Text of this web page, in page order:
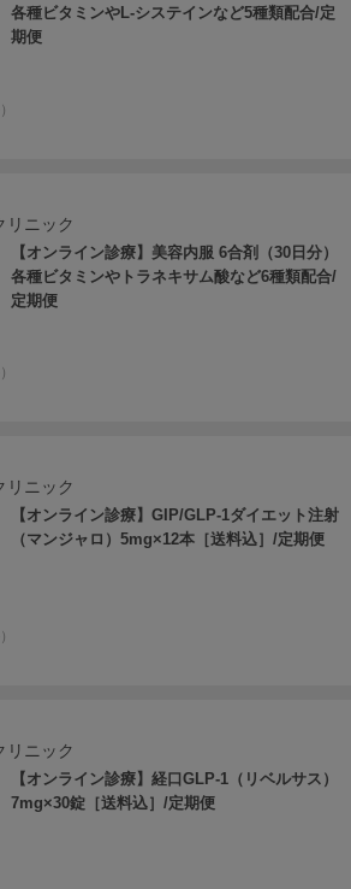
各種ビタミンやL-システインなど5種類配合/定
期便
リニック
【オンライン診療】美容内服 6合剤（30日分）
各種ビタミンやトラネキサム酸など6種類配合/
定期便
リニック
【オンライン診療】GIP/GLP-1ダイエット注射
（マンジャロ）5mg×12本［送料込］/定期便
リニック
【オンライン診療】経口GLP-1（リベルサス）
7mg×30錠［送料込］/定期便